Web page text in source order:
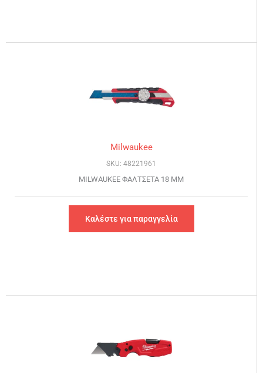
Milwaukee
SKU: 48221961
MILWAUKEE ΦΑΛΤΣΕΤΑ 18 MM
Καλέστε για παραγγελία